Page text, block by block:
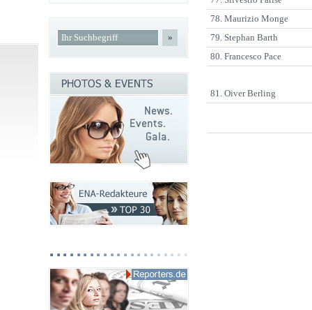
78. Maurizio Monge
79. Stephan Barth
80. Francesco Pace
81. Oiver Berling
»